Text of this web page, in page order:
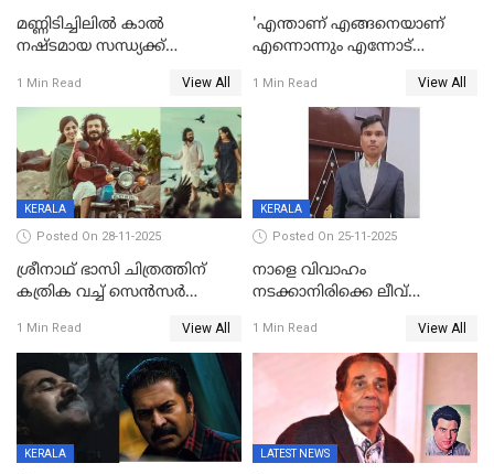
മണ്ണിടിച്ചിലിൽ കാല്‍
നഷ്ടമായ സന്ധ്യക്ക്
വീഡിയോകോൾ;
കൃത്രിമക്കാല്‍ നല്‍കാമെന്ന്
താരം, വീട്
നിര്‍മിക്കുന്നതിനുള്ള
ഇടപെടലും നടത്തും
1 Min Read View All
'എന്താണ് എങ്ങനെയാണ്
എന്നൊന്നും എന്നോട്
താനുമുണ്ടെന്ന് വിനായകൻ
1 Min Read View All
KERALA
Posted On 28-11-2025
ശ്രീനാഥ് ഭാസി ചിത്രത്തിന്
കത്രിക വച്ച് സെൻസർ
മാറ്റണം';പൊങ്കാല റിലീസ് മാറ്റി
1 Min Read View All
KERALA
Posted On 25-11-2025
നാളെ വിവാഹം
നടക്കാനിരിക്കെ ലീവ്
സൂപ്പർവൈസർ
ജീവനൊടുക്കി
1 Min Read View All
KERALA LATEST NEWS